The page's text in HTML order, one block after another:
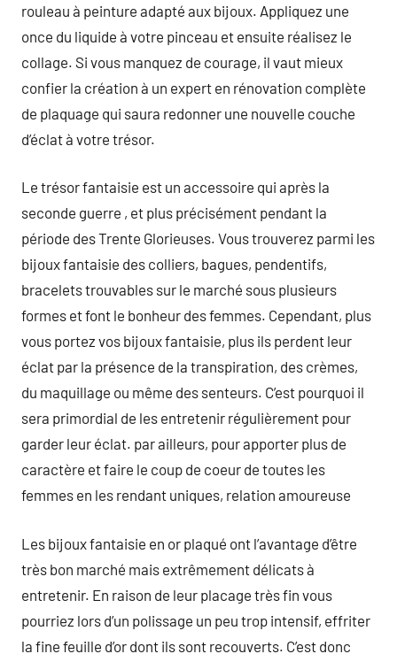
rouleau à peinture adapté aux bijoux. Appliquez une
once du liquide à votre pinceau et ensuite réalisez le
collage. Si vous manquez de courage, il vaut mieux
confier la création à un expert en rénovation complète
de plaquage qui saura redonner une nouvelle couche
d’éclat à votre trésor.
Le trésor fantaisie est un accessoire qui après la
seconde guerre , et plus précisément pendant la
période des Trente Glorieuses. Vous trouverez parmi les
bijoux fantaisie des colliers, bagues, pendentifs,
bracelets trouvables sur le marché sous plusieurs
formes et font le bonheur des femmes. Cependant, plus
vous portez vos bijoux fantaisie, plus ils perdent leur
éclat par la présence de la transpiration, des crèmes,
du maquillage ou même des senteurs. C’est pourquoi il
sera primordial de les entretenir régulièrement pour
garder leur éclat. par ailleurs, pour apporter plus de
caractère et faire le coup de coeur de toutes les
femmes en les rendant uniques, relation amoureuse
Les bijoux fantaisie en or plaqué ont l’avantage d’être
très bon marché mais extrêmement délicats à
entretenir. En raison de leur placage très fin vous
pourriez lors d’un polissage un peu trop intensif, effriter
la fine feuille d’or dont ils sont recouverts. C’est donc